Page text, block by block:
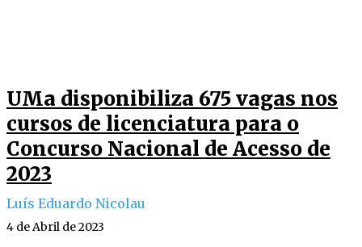
UMa disponibiliza 675 vagas nos
cursos de licenciatura para o
Concurso Nacional de Acesso de
2023
Luís Eduardo Nicolau
4 de Abril de 2023